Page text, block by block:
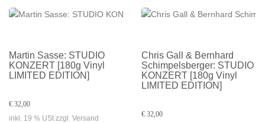
Martin Sasse: STUDIO
KONZERT [180g Vinyl
LIMITED EDITION]
€ 32,00
inkl. 19 % USt zzgl. Versand
Chris Gall & Bernhard
Schimpelsberger: STUDIO
KONZERT [180g Vinyl
LIMITED EDITION]
€ 32,00